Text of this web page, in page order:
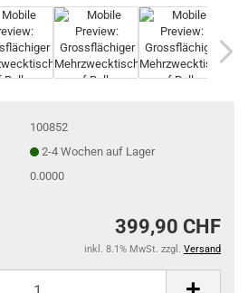
100852
2-4 Wochen auf Lager
0.0000
399,90 CHF
inkl. 8.1% MwSt. zzgl. Versand